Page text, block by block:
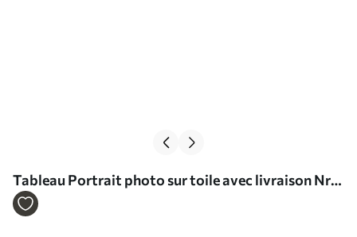
Tableau Portrait photo sur toile avec livraison Nr
s33422